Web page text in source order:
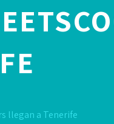
llegan a Tenerife